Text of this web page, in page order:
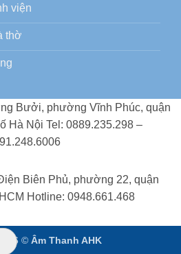
viện
thờ
Bưởi, phường Vĩnh Phúc, quận
Hà Nội Tel: 0889.235.298 –
Biên Phủ, phường 22, quận
Hotline: 0948.661.468
© Âm Thanh AHK